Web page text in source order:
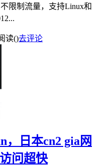
限制流量，支持Linux和
读()去评论
，日本cn2 gia网
问超快